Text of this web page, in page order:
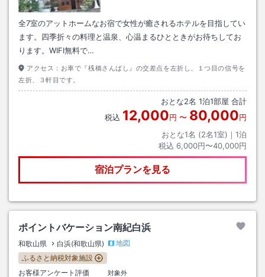
全7室のアットホームなお宿で女性が癒されるホテルを目指してい
ます。四季折々の料理と温泉、心温まるひとときがお待ちしてお
ります。WIFI無料で…
アクセス： お車で『桟橋さんばし』の交差点を左折し、１つ目の信号を
左折、３軒目です。
おとな2名 1泊1部屋 合計
税込 12,000円 〜 80,000円
おとな1名 (2名1室)｜ 1泊
税込 6,000円〜40,000円
宿泊プランを見る
ポイントバケーション南紀白浜
和歌山県 白浜(和歌山県)
地図
ふるさと納税対象施設
お客様アンケート評価
対象外